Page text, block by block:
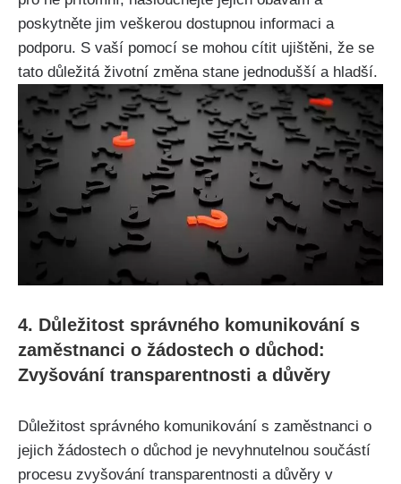
poskytněte jim veškerou dostupnou informaci a
podporu. S vaší pomocí se mohou cítit ujištěni, že se
tato důležitá životní změna stane jednodušší a hladší.
4. Důležitost správného komunikování s
zaměstnanci o žádostech o důchod:
Zvyšování transparentnosti a důvěry
Důležitost správného komunikování s zaměstnanci o
jejich žádostech o důchod je nevyhnutelnou součástí
procesu zvyšování transparentnosti a důvěry v